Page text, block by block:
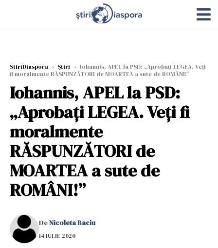
StiriDiaspora › Știri › Iohannis, APEL la PSD: „Aprobați LEGEA. Veți
fi moralmente RĂSPUNZĂTORI de MOARTEA a sute de ROMÂNI!”
Iohannis, APEL la PSD:
„Aprobați LEGEA. Veți fi
moralmente
RĂSPUNZĂTORI de
MOARTEA a sute de
ROMÂNI!”
DeNicoleta Baciu
14 IULIE 2020